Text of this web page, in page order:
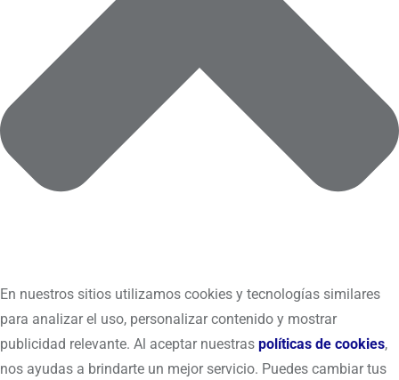
En nuestros sitios utilizamos cookies y tecnologías similares
para analizar el uso, personalizar contenido y mostrar
publicidad relevante. Al aceptar nuestras políticas de cookies,
nos ayudas a brindarte un mejor servicio. Puedes cambiar tus